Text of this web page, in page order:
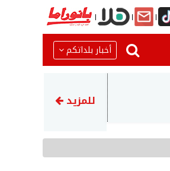
أخبار بلداتكم
حالة الطقس: ارتفاع طفيف
للمزيد